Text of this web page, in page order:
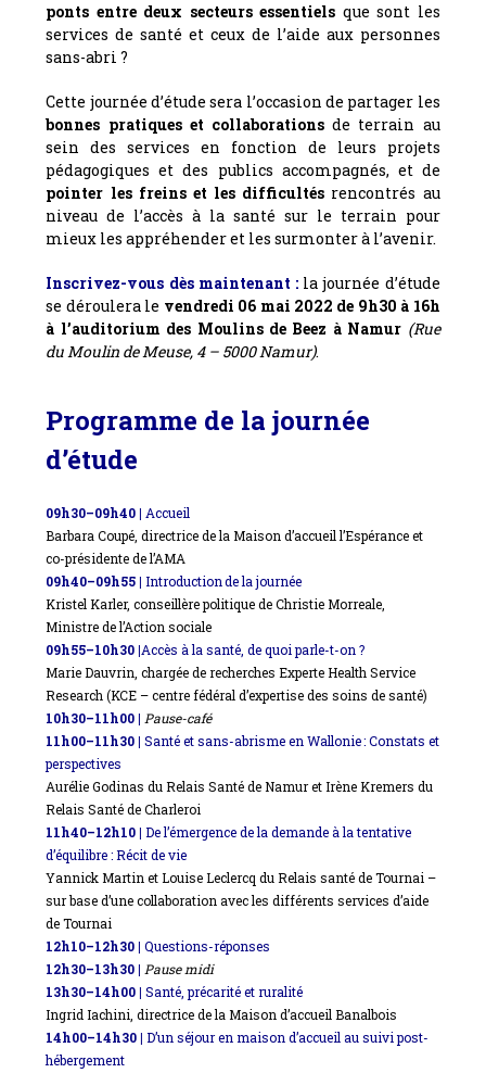
ponts entre deux secteurs essentiels que sont les
services de santé et ceux de l’aide aux personnes
sans-abri ?
Cette journée d’étude sera l’occasion de partager les
bonnes pratiques et collaborationsde terrain au
sein des services en fonction de leurs projets
pédagogiques et des publics accompagnés, et de
pointer les freins et les difficultés rencontrés au
niveau de l’accès à la santé sur le terrain pour
mieux les appréhender et les surmonter à l’avenir.
Inscrivez-vous dès maintenant : la journée d’étude
se déroulera le vendredi 06 mai 2022 de 9h30 à 16h
à l’auditorium des Moulins de Beez à Namur (Rue
du Moulin de Meuse, 4 – 5000 Namur).
Programme de la journée
d’étude
09h30–09h40| Accueil
Barbara Coupé, directrice de la Maison d’accueil l’Espérance et
co-présidente de l’AMA
09h40–09h55 | Introduction de la journée
Kristel Karler, conseillère politique de Christie Morreale,
Ministre de l’Action sociale
09h55–10h30 |Accès à la santé, de quoi parle-t-on ?
Marie Dauvrin, chargée de recherches Experte Health Service
Research (KCE – centre fédéral d’expertise des soins de santé)
10h30–11h00 | Pause-café
11h00–11h30 | Santé et sans-abrisme en Wallonie : Constats et
perspectives
AurélieGodinas du Relais Santé de Namur et Irène Kremers du
Relais Santé de Charleroi
11h40–12h10 | De l’émergence de la demande à la tentative
d’équilibre : Récit de vie
Yannick Martin et Louise Leclercq du Relais santé de Tournai –
sur base d’une collaboration avec les différents services d’aide
de Tournai
12h10–12h30 | Questions-réponses
12h30–13h30 | Pause midi
13h30–14h00 | Santé, précarité et ruralité
Ingrid Iachini, directrice de la Maison d’accueil Banalbois
14h00–14h30 |D’un séjour en maison d’accueil au suivi post-
hébergement